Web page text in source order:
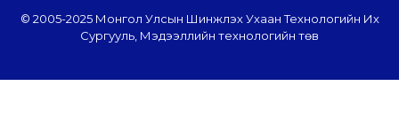
© 2005-2025 Монгол Улсын Шинжлэх Ухаан Технологийн Их
Сургууль, Мэдээллийн технологийн төв